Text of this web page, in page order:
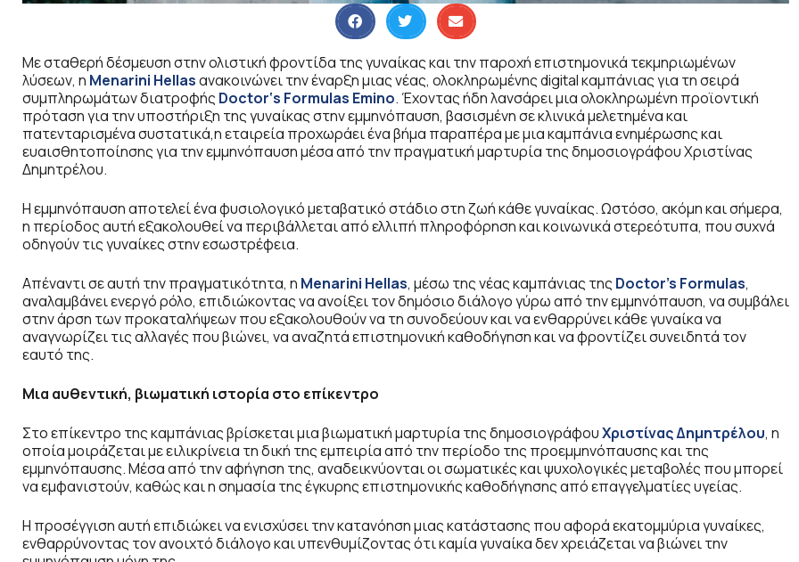
Με σταθερή δέσμευση στην ολιστική φροντίδα της γυναίκας και την παροχή επιστημονικά τεκμηριωμένων
λύσεων, η Menarini Hellasανακοινώνει την έναρξη μιας νέας, ολοκληρωμένης digital καμπάνιας για τη σειρά
συμπληρωμάτων διατροφής Doctor‘s Formulas Emino. Έχοντας ήδη λανσάρει μια ολοκληρωμένη προϊοντική
πρόταση για την υποστήριξη της γυναίκας στην εμμηνόπαυση, βασισμένη σε κλινικά μελετημένα και
πατενταρισμένα συστατικά,η εταιρεία προχωράει ένα βήμα παραπέρα με μια καμπάνια ενημέρωσης και
ευαισθητοποίησης για την εμμηνόπαυση μέσα από την πραγματική μαρτυρία της δημοσιογράφου Χριστίνας
Δημητρέλου.
Η εμμηνόπαυση αποτελεί ένα φυσιολογικό μεταβατικό στάδιο στη ζωή κάθε γυναίκας. Ωστόσο, ακόμη και σήμερα,
η περίοδος αυτή εξακολουθεί να περιβάλλεται από ελλιπή πληροφόρηση και κοινωνικά στερεότυπα, που συχνά
οδηγούν τις γυναίκες στην εσωστρέφεια.
Απέναντι σε αυτή την πραγματικότητα, η Menarini Hellas, μέσω της νέας καμπάνιας της Doctor’s Formulas,
αναλαμβάνει ενεργό ρόλο, επιδιώκοντας να ανοίξει τον δημόσιο διάλογο γύρω από την εμμηνόπαυση, να συμβάλει
στην άρση των προκαταλήψεων που εξακολουθούν να τη συνοδεύουν και να ενθαρρύνει κάθε γυναίκα να
αναγνωρίζει τις αλλαγές που βιώνει, να αναζητά επιστημονική καθοδήγηση και να φροντίζει συνειδητά τον
εαυτό της.
Μια αυθεντική, βιωματική ιστορία στο επίκεντρο
Στο επίκεντρο της καμπάνιας βρίσκεται μια βιωματική μαρτυρία της δημοσιογράφουΧριστίνας Δημητρέλου, η
οποία μοιράζεται με ειλικρίνεια τη δική της εμπειρία από την περίοδο της προεμμηνόπαυσης και της
εμμηνόπαυσης. Μέσα από την αφήγηση της, αναδεικνύονται οι σωματικές και ψυχολογικές μεταβολές που μπορεί
να εμφανιστούν, καθώς και η σημασία της έγκυρης επιστημονικής καθοδήγησης από επαγγελματίες υγείας.
Η προσέγγιση αυτή επιδιώκει να ενισχύσει την κατανόηση μιας κατάστασης που αφορά εκατομμύρια γυναίκες,
ενθαρρύνοντας τον ανοιχτό διάλογο και υπενθυμίζοντας ότι καμία γυναίκα δεν χρειάζεται να βιώνει την